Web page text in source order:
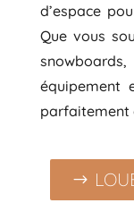
d’espace
Que vous
équipement
parfaitement